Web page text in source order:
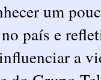
um
país e
a